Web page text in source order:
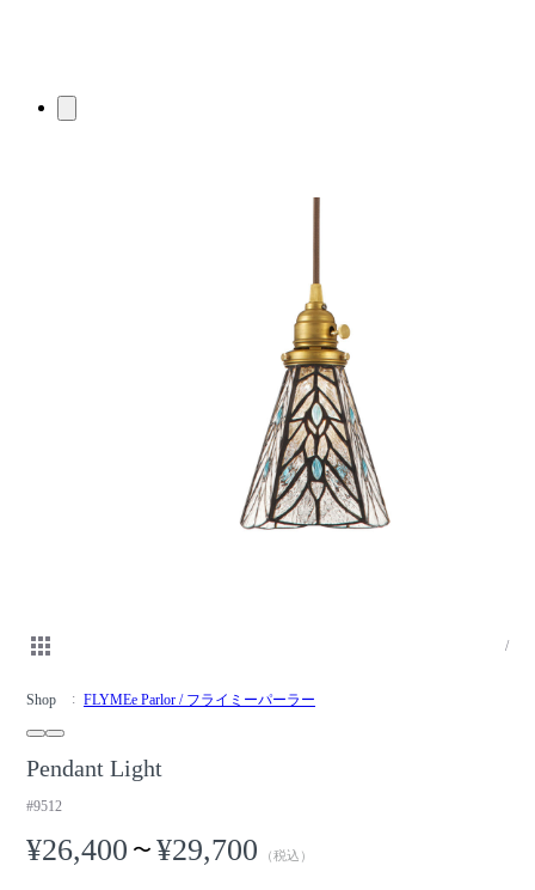
/
Shop FLYMEe Parlor / フライミーパーラー
Pendant Light
#9512
¥26,400 〜 ¥29,700 （税込）